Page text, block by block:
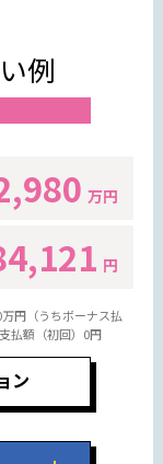
例
万円
円
万円（うちボーナス払
払額（初回）0円
ン